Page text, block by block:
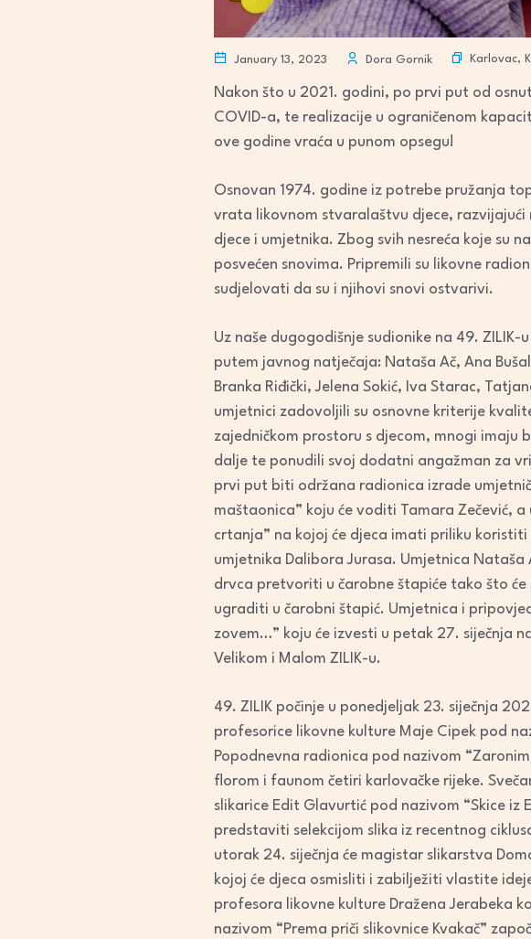
January 13, 2023 Dora Gornik Karlovac,
Nakon što u 2021. godini, po prvi put od
COVID-a, te realizacije u ograničenom
ove godine vraća u punom opsegu!
Osnovan 1974. godine iz potrebe pružanja
vrata likovnom stvaralaštvu djece, razvijajući
djece i umjetnika. Zbog svih nesreća koje su
posvećen snovima. Pripremili su likovne
sudjelovati da su i njihovi snovi ostvarivi.
Uz naše dugogodišnje sudionike na 49.
putem javnog natječaja: Nataša Ač, Ana
Branka Riđički, Jelena Sokić, Iva Starac,
umjetnici zadovoljili su osnovne kriterije
zajedničkom prostoru s djecom, mnogi
dalje te ponudili svoj dodatni angažman za
prvi put biti održana radionica izrade
maštaonica” koju će voditi Tamara Zečević,
crtanja” na kojoj će djeca imati priliku
umjetnika Dalibora Jurasa. Umjetnica
drvca pretvoriti u čarobne štapiće tako što
ugraditi u čarobni štapić. Umjetnica i
zovem…” koju će izvesti u petak 27. siječnja
Velikom i Malom ZILIK-u.
49. ZILIK počinje u ponedjeljak 23. siječnja
profesorice likovne kulture Maje Cipek pod
Popodnevna radionica pod nazivom
florom i faunom četiri karlovačke rijeke.
slikarice Edit Glavurtić pod nazivom “Skice iz
predstaviti selekcijom slika iz recentnog
utorak 24. siječnja će magistar slikarstva
kojoj će djeca osmisliti i zabilježiti vlastite
profesora likovne kulture Dražena Jerabeka
nazivom “Prema priči slikovnice Kvakač”